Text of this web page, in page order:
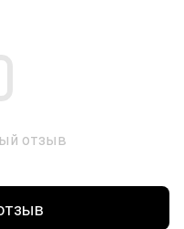
отзыв